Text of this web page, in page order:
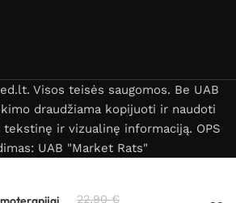
Visos teisės saugomos. Be UAB
draudžiama kopijuoti ir naudoti
ir vizualinę informaciją. OPS
UAB "Market Rats"
22,90€